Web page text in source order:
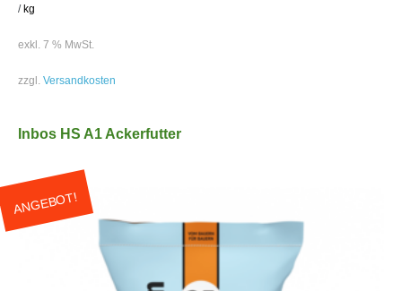
/kg
exkl. 7 % MwSt.
zzgl. Versandkosten
Inbos HS A1 Ackerfutter
ANGEBOT!